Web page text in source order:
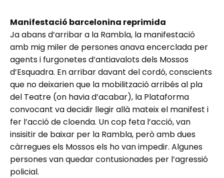
Manifestació barcelonina reprimida
Ja abans d’arribar a la Rambla, la manifestació
amb mig miler de persones anava encerclada per
agents i furgonetes d’antiavalots dels Mossos
d’Esquadra. En arribar davant del cordó, conscients
que no deixarien que la mobilització arribés al pla
del Teatre (on havia d’acabar), la Plataforma
convocant va decidir llegir allà mateix el manifest i
fer l’acció de cloenda. Un cop feta l’acció, van
insisitir de baixar per la Rambla, però amb dues
càrregues els Mossos els ho van impedir. Algunes
persones van quedar contusionades per l’agressió
policial.